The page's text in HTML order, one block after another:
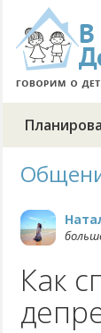
Как